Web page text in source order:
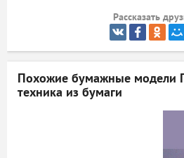
Рассказать
Похожие бумажные модели
техника из бумаги